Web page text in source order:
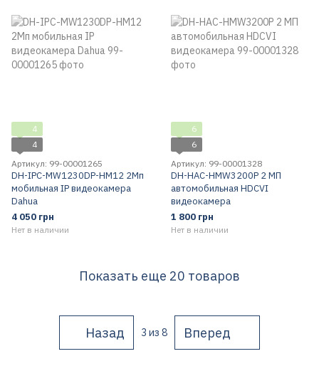
4
4
Артикул: 99-00001265
DH-IPC-MW1230DP-HM12 2Мп
мобильная IP видеокамера
Dahua
4 050 грн
Нет в наличии
6
6
Артикул: 99-00001328
DH-HAC-HMW3200P 2 МП
автомобильная HDCVI
видеокамера
1 800 грн
Нет в наличии
Показать еще 20 товаров
Назад 3 из 8 Вперед